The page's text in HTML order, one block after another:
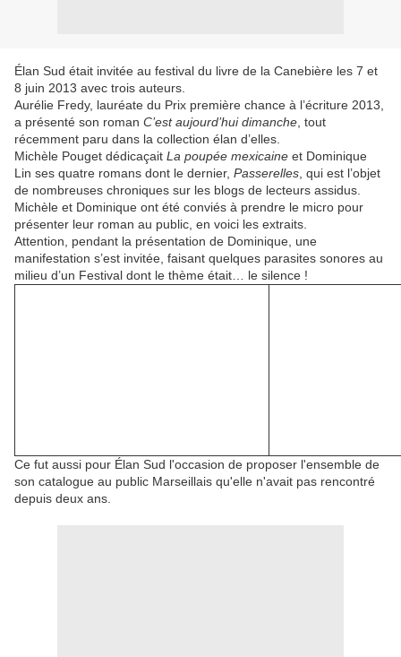
Élan Sud était invitée au festival du livre de la Canebière les 7 et
8 juin 2013 avec trois auteurs.
Aurélie Fredy, lauréate du Prix première chance à l’écriture 2013,
a présenté son roman C’est aujourd’hui dimanche , tout
récemment paru dans la collection élan d’elles.
Michèle Pouget dédicaçait La poupée mexicaine et Dominique
Lin ses quatre romans dont le dernier, Passerelles , qui est l’objet
de nombreuses chroniques sur les blogs de lecteurs assidus.
Michèle et Dominique ont été conviés à prendre le micro pour
présenter leur roman au public, en voici les extraits.
Attention, pendant la présentation de Dominique, une
manifestation s’est invitée, faisant quelques parasites sonores au
milieu d’un Festival dont le thème était… le silence !
Ce fut aussi pour Élan Sud l'occasion de proposer l'ensemble de
son catalogue au public Marseillais qu'elle n'avait pas rencontré
depuis deux ans.